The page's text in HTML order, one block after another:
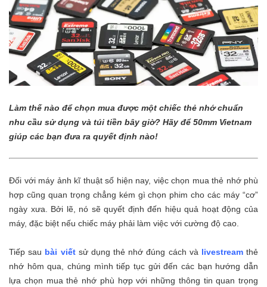
Làm thế nào để chọn mua được một chiếc thẻ nhớ chuẩn
nhu cầu sử dụng và túi tiền bây giờ? Hãy để 50mm Vietnam
giúp các bạn đưa ra quyết định nào!
Đối với máy ảnh kĩ thuật số hiện nay, việc chọn mua thẻ nhớ phù
hợp cũng quan trọng chẳng kém gì chọn phim cho các máy “cơ”
ngày xưa. Bởi lẽ, nó sẽ quyết định đến hiệu quả hoạt động của
máy, đặc biệt nếu chiếc máy phải làm việc với cường độ cao.
Tiếp sau bài viếtsử dụng thẻ nhớ đúng cách và livestreamthẻ
nhớ hôm qua, chúng mình tiếp tục gửi đến các bạn hướng dẫn
lựa chọn mua thẻ nhớ phù hợp với những thông tin quan trọng